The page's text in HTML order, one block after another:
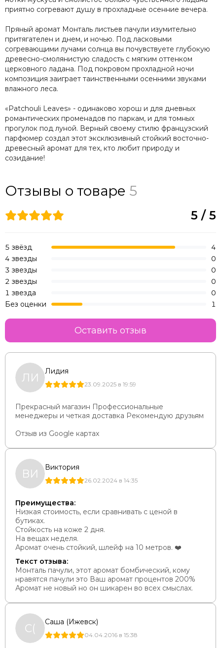
приятно согревают душу в прохладные осенние вечера.
Пряный аромат Монталь листьев пачули изумительно
притягателен и днем, и ночью. Под ласковыми
согревающими лучами солнца вы почувствуете глубокую
древесно-смолянистую сладость с мягким оттенком
церковного ладана. Под покровом прохладной ночи
композиция заиграет таинственными осенними звуками
влажного леса.
«Patchouli Leaves» - одинаково хорош и для дневных
романтических променадов по паркам, и для томных
прогулок под луной. Верный своему стилю французский
парфюмер создал этот эксклюзивный стойкий восточно-
древесный аромат для тех, кто любит природу и
созидание!
Отзывы о товаре 5
ЛИ Лидия
23.09.2025 в 19:59
Прекрасный магазин Профессиональные
менеджеры и четкая доставка Рекомендую друзьям
Отзыв из Google картах
ВИ Виктория
26.02.2024 в 14:35
Преимущества:
Низкая стоимость, если сравнивать с ценой в
бутиках.
Стойкость на коже 2 дня.
На вещах неделя.
Аромат очень стойкий, шлейф на 10 метров. ❤️
Текст отзыва:
Монталь пачули, этот аромат бомбический, кому
нравятся пачули это Ваш аромат процентов 200%
Аромат не новый но он шикарен во всех смыслах.
С( Саша (Ижевск)
04.04.2016 в 15:38
5 / 5
5 звёзд
4
4 звезды
0
3 звезды
0
2 звезды
0
1 звезда
0
Без оценки
1
Оставить отзыв